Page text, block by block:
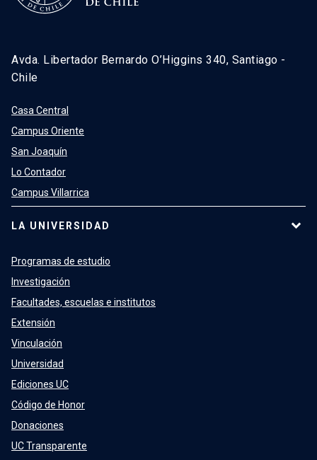
Avda. Libertador Bernardo O’Higgins 340, Santiago -
Chile
Casa Central
Campus Oriente
San Joaquín
Lo Contador
Campus Villarrica
LA UNIVERSIDAD
Programas de estudio
Investigación
Facultades, escuelas e institutos
Extensión
Vinculación
Universidad
Ediciones UC
Código de Honor
Donaciones
UC Transparente